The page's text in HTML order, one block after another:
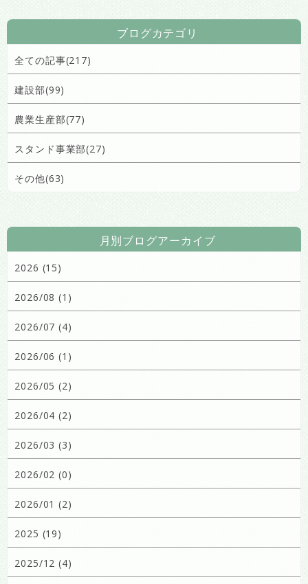
ブログカテゴリ
全ての記事(217)
建設部(99)
農業生産部(77)
スタンド事業部(27)
その他(63)
月別ブログアーカイブ
2026 (15)
2026/08 (1)
2026/07 (4)
2026/06 (1)
2026/05 (2)
2026/04 (2)
2026/03 (3)
2026/02 (0)
2026/01 (2)
2025 (19)
2025/12 (4)